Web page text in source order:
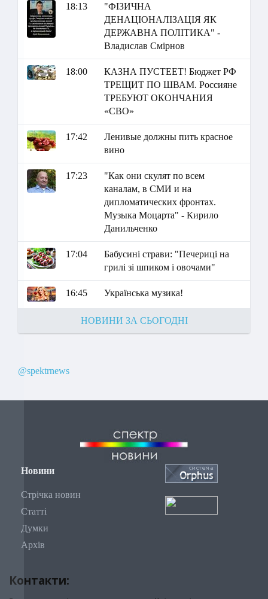
18:13
"ФІЗИЧНА
ДЕНАЦІОНАЛІЗАЦІЯ ЯК
ДЕРЖАВНА ПОЛІТИКА" -
Владислав Смірнов
18:00
КАЗНА ПУСТЕЕТ! Бюджет РФ
ТРЕЩИТ ПО ШВАМ. Россияне
ТРЕБУЮТ ОКОНЧАНИЯ
«СВО»
17:42
Ленивые должны пить красное
вино
17:23
"Как они скулят по всем
каналам, в СМИ и на
дипломатических фронтах.
Музыка Моцарта" - Кирило
Данильченко
17:04
Бабусині страви: "Печериці на
грилі зі шпиком і овочами"
16:45 Українська музика!
НОВИНИ ЗА СЬОГОДНІ
@spektrnews
Новини
Стрічка новин
Статті
Думки
Архів
Контакти: